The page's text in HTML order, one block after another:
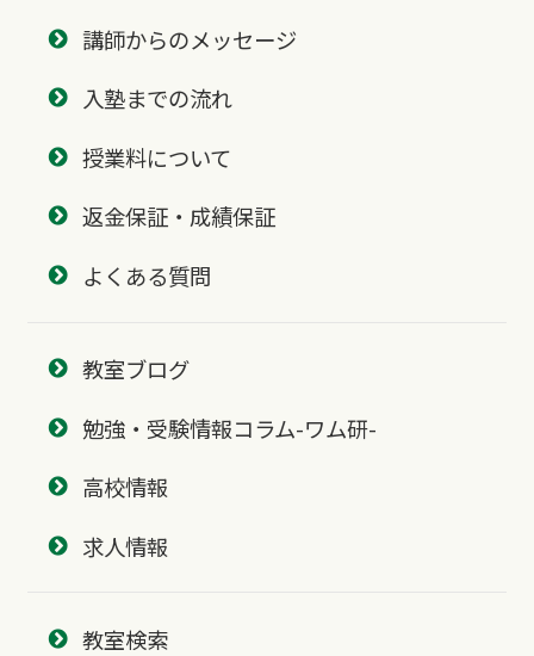
講師からのメッセージ
入塾までの流れ
授業料について
返金保証・成績保証
よくある質問
教室ブログ
勉強・受験情報コラム-ワム研-
高校情報
求人情報
教室検索